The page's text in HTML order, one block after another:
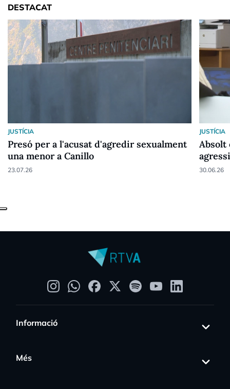
DESTACAT
JUSTÍCIA
Presó per a l'acusat d'agredir sexualment
una menor a Canillo
23.07.26
JUSTÍCIA
Absolt
30.06.26
Informació
Més